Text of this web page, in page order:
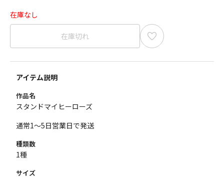
在庫なし
在庫切れ
アイテム説明
作品名
スタンドマイヒーローズ
通常1～5日営業日で発送
種類数
1種
サイズ